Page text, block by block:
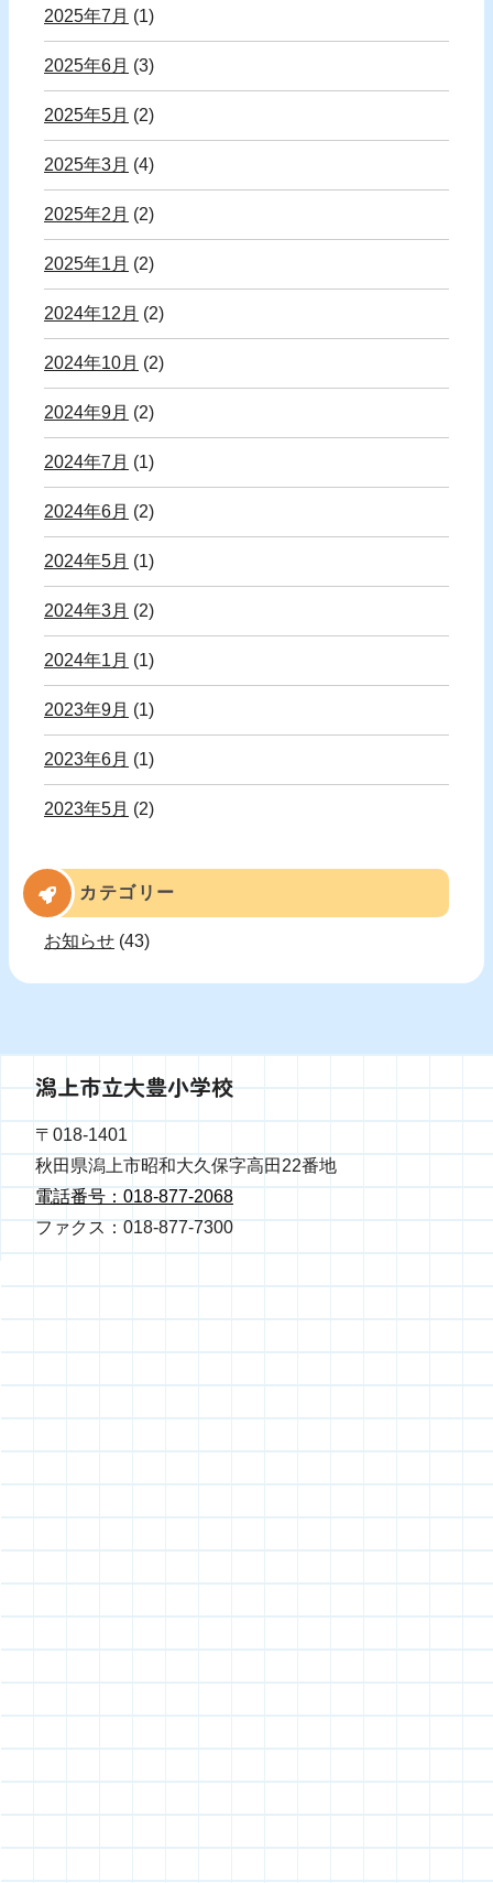
2025年7月 (1)
2025年6月 (3)
2025年5月 (2)
2025年3月 (4)
2025年2月 (2)
2025年1月 (2)
2024年12月 (2)
2024年10月 (2)
2024年9月 (2)
2024年7月 (1)
2024年6月 (2)
2024年5月 (1)
2024年3月 (2)
2024年1月 (1)
2023年9月 (1)
2023年6月 (1)
2023年5月 (2)
カテゴリー
お知らせ (43)
潟上市立大豊小学校
〒018-1401
秋田県潟上市昭和大久保字高田22番地
電話番号：018-877-2068
ファクス：018-877-7300